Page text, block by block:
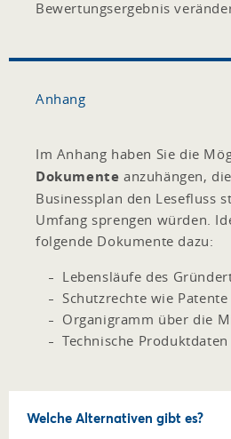
Bewertungsergebnis
Anhang
Im Anhang haben Sie die
Dokumente anzuhängen,
Businessplan den Lesefluss
Umfang sprengen würden.
folgende Dokumente dazu:
Lebensläufe des
Schutzrechte wie
Organigramm über die
Technische Produktdaten
Welche Alternativen gibt es?